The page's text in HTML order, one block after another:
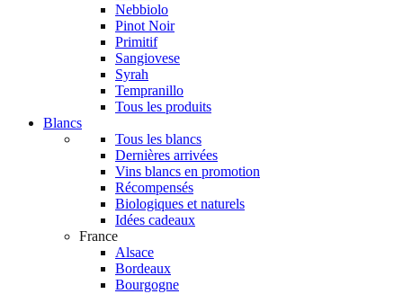
Nebbiolo
Pinot Noir
Primitif
Sangiovese
Syrah
Tempranillo
Tous les produits
Blancs
Tous les blancs
Dernières arrivées
Vins blancs en promotion
Récompensés
Biologiques et naturels
Idées cadeaux
France
Alsace
Bordeaux
Bourgogne